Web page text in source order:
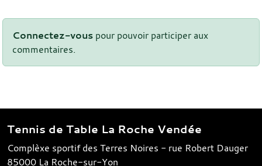
Connectez-vous pour pouvoir participer aux
commentaires.
Tennis de Table La Roche Vendée
Complèxe sportif des Terres Noires - rue Robert Dauger
85000 La Roche-sur-Yon